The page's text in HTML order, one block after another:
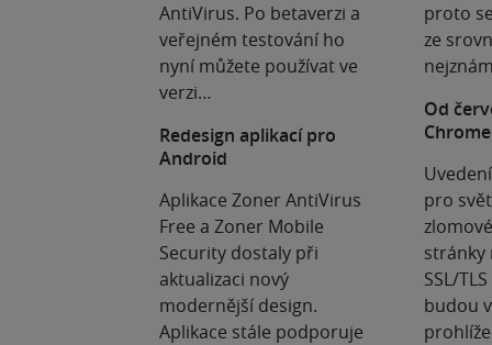
AntiVirus. Po betaverzi a
veřejném testování ho
nyní můžete používat ve
verzi…
Redesign aplikací pro
Android
Aplikace Zoner AntiVirus
Free a Zoner Mobile
Security dostaly při
aktualizaci nový
modernější design.
Aplikace stále podporuje
proto
ze
Od
pro
stránky
SSL/
budou